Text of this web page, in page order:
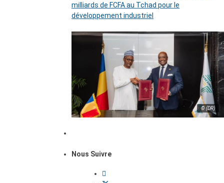
milliards de FCFA au Tchad pour le
développement industriel
© (DR)
Nous Suivre